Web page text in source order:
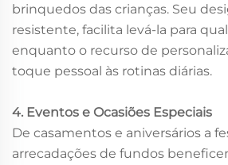
brinquedos das crianças. Seu
resistente, facilita levá-la para
enquanto o recurso de
toque pessoal às rotinas diárias.
4. Eventos e Ocasiões Especiais
De casamentos e aniversários a
arrecadações de fundos